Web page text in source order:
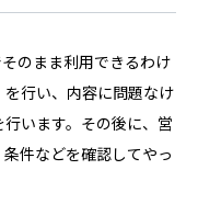
のまま利用できるわけ
行い、内容に問題なけ
います。その後に、営
件などを確認してやっ